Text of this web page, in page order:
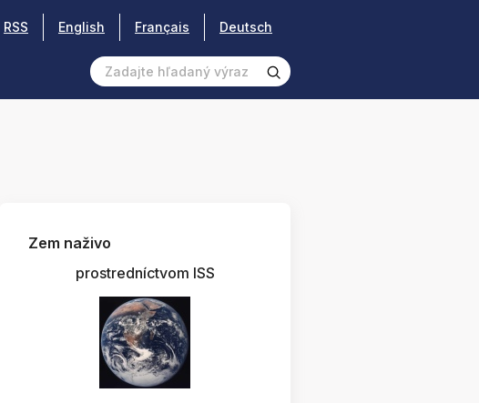
RSS English Français Deutsch
Zem naživo
prostredníctvom ISS